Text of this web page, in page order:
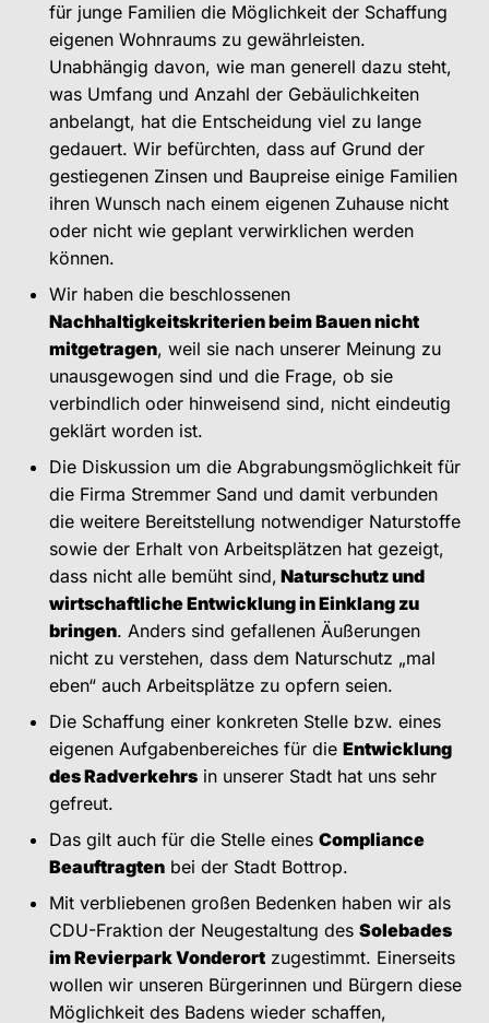
für junge Familien die Möglichkeit der Schaffung
eigenen Wohnraums zu gewährleisten.
Unabhängig davon, wie man generell dazu steht,
was Umfang und Anzahl der Gebäulichkeiten
anbelangt, hat die Entscheidung viel zu lange
gedauert. Wir befürchten, dass auf Grund der
gestiegenen Zinsen und Baupreise einige Familien
ihren Wunsch nach einem eigenen Zuhause nicht
oder nicht wie geplant verwirklichen werden
können.
Wir haben die beschlossenen
Nachhaltigkeitskriterien beim Bauen nicht
mitgetragen, weil sie nach unserer Meinung zu
unausgewogen sind und die Frage, ob sie
verbindlich oder hinweisend sind, nicht eindeutig
geklärt worden ist.
Die Diskussion um die Abgrabungsmöglichkeit für
die Firma Stremmer Sand und damit verbunden
die weitere Bereitstellung notwendiger Naturstoffe
sowie der Erhalt von Arbeitsplätzen hat gezeigt,
dass nicht alle bemüht sind, Naturschutz und
wirtschaftliche Entwicklung in Einklang zu
bringen. Anders sind gefallenen Äußerungen
nicht zu verstehen, dass dem Naturschutz „mal
eben“ auch Arbeitsplätze zu opfern seien.
Die Schaffung einer konkreten Stelle bzw. eines
eigenen Aufgabenbereiches für die Entwicklung
des Radverkehrs in unserer Stadt hat uns sehr
gefreut.
Das gilt auch für die Stelle eines Compliance
Beauftragten bei der Stadt Bottrop.
Mit verbliebenen großen Bedenken haben wir als
CDU-Fraktion der Neugestaltung des Solebades
im Revierpark Vonderort zugestimmt. Einerseits
wollen wir unseren Bürgerinnen und Bürgern diese
Möglichkeit des Badens wieder schaffen,